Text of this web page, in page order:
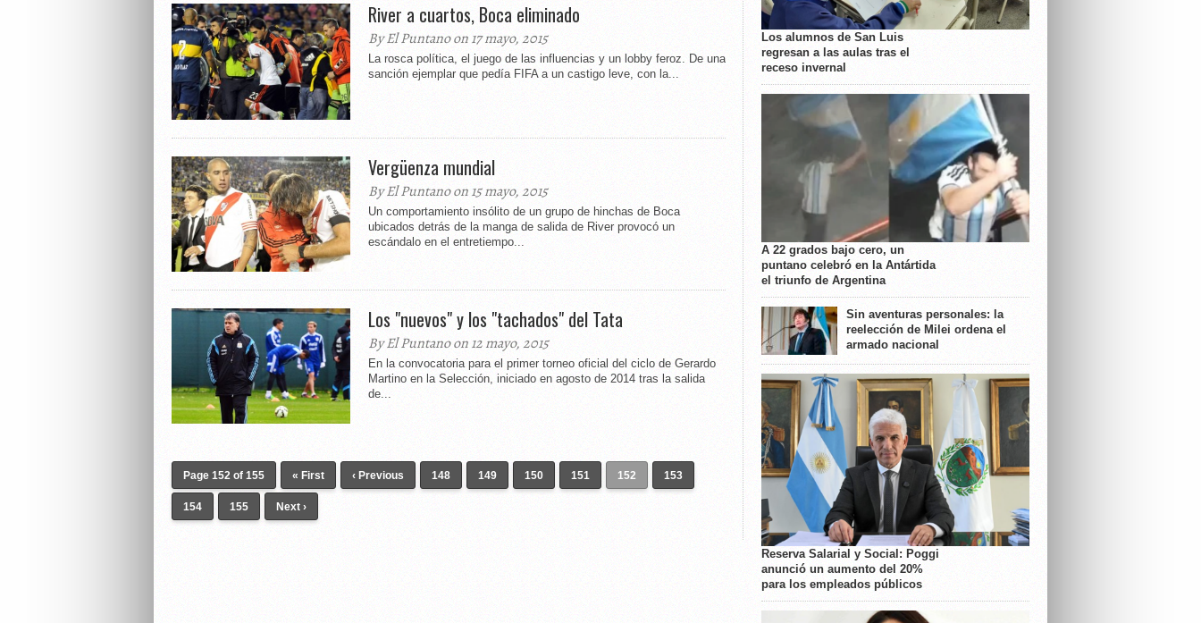
River a cuartos, Boca eliminado
By El Puntano on 17 mayo, 2015
La rosca política, el juego de las influencias y un lobby feroz. De una
sanción ejemplar que pedía FIFA a un castigo leve, con la...
Vergüenza mundial
By El Puntano on 15 mayo, 2015
Un comportamiento insólito de un grupo de hinchas de Boca
ubicados detrás de la manga de salida de River provocó un
escándalo en el entretiempo...
Los "nuevos" y los "tachados" del Tata
By El Puntano on 12 mayo, 2015
En la convocatoria para el primer torneo oficial del ciclo de Gerardo
Martino en la Selección, iniciado en agosto de 2014 tras la salida
de...
Page 152 of 155 « First ‹ Previous 148 149 150 151 152 153
154 155 Next ›
Los alumnos de San Luis
regresan a las aulas tras el
receso invernal
A 22 grados bajo cero, un
puntano celebró en la Antártida
el triunfo de Argentina
Sin aventuras personales: la
reelección de Milei ordena el
armado nacional
Reserva Salarial y Social: Poggi
anunció un aumento del 20%
para los empleados públicos